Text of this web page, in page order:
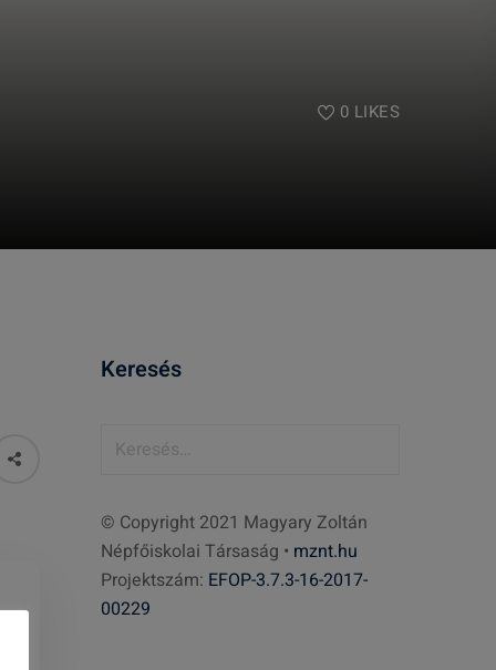
0 LIKES
Keresés
e
s
é
s
© Copyright 2021 Magyary Zoltán
Népfőiskolai Társaság • mznt.hu
Projektszám: EFOP-3.7.3-16-2017-
00229